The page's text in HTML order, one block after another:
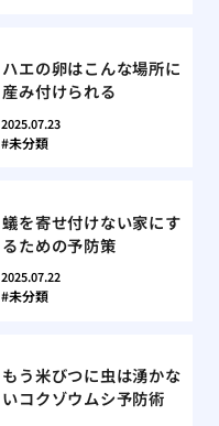
ハエの卵はこんな場所に
産み付けられる
2025.07.23
未分類
蟻を寄せ付けない家にす
るための予防策
2025.07.22
未分類
もう米びつに虫は湧かな
いコクゾウムシ予防術